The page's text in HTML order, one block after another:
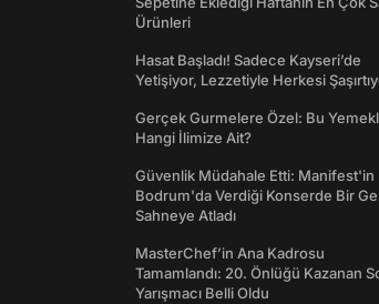
Ürünleri
Hasat Başladı! Sadece Kayseri’de
Yetişiyor, Lezzetiyle Herkesi
Gerçek Gurmelere Özel: Bu
Hangi İlimize Ait?
Güvenlik Müdahale Etti: Manifest'in
Bodrum'da Verdiği Konserde Bir
Sahneye Atladı
MasterChef’in Ana Kadrosu
Tamamlandı: 20. Önlüğü Kazanan
Yarışmacı Belli Oldu